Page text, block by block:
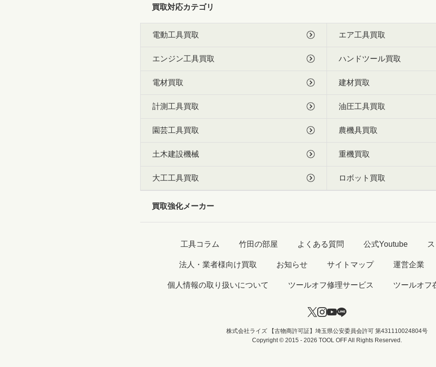
買取対応カテゴリ
電動工具買取 エア工具買取
エンジン工具買取 ハンドツール買取
電材買取 建材買取
計測工具買取 油圧工具買取
園芸工具買取 農機具買取
土木建設機械 重機買取
大工工具買取 ロボット買取
買取強化メーカー
工具コラム 竹田の部屋 よくある質問 公式Youtube
法人・業者様向け買取 お知らせ サイトマップ 運営企業
個人情報の取り扱いについて ツールオフ修理サービス ツールオフ
株式会社ライズ 【古物商許可証】埼玉県公安委員会許可 第431110024804号
Copyright © 2015 - 2026 TOOL OFF All Rights Reserved.